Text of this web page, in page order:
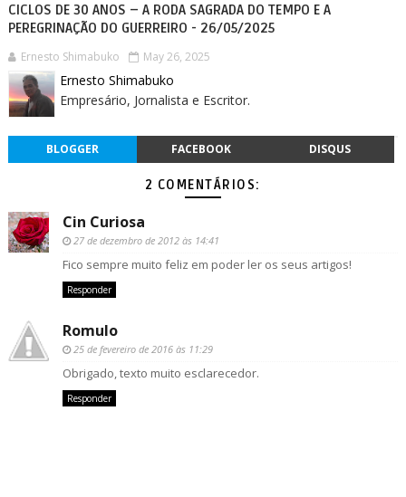
CICLOS DE 30 ANOS – A RODA SAGRADA DO TEMPO E A
PEREGRINAÇÃO DO GUERREIRO - 26/05/2025
Ernesto Shimabuko May 26, 2025
Ernesto Shimabuko
Empresário, Jornalista e Escritor.
BLOGGER FACEBOOK DISQUS
2 COMENTÁRIOS:
Cin Curiosa
27 de dezembro de 2012 às 14:41
Fico sempre muito feliz em poder ler os seus artigos!
Responder
Romulo
25 de fevereiro de 2016 às 11:29
Obrigado, texto muito esclarecedor.
Responder